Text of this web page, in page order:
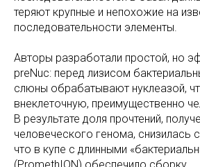
теряют крупные и непохожие на
последовательности элементы.
Авторы разработали простой, но
preNuc: перед лизисом
слюны обрабатывают нуклеазой,
внеклеточную, преимущественно
В результате доля прочтений,
человеческого генома, снизилась
что в купе с длинными